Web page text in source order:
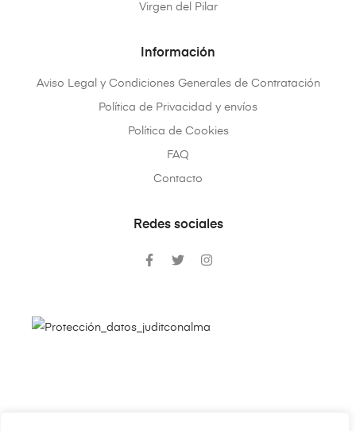
Virgen del Pilar
Información
Aviso Legal y Condiciones Generales de Contratación
Política de Privacidad y envíos
Política de Cookies
FAQ
Contacto
Redes sociales